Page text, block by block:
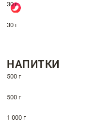
30 г
30 г
НАПИТКИ
500 г
500 г
1 000 г